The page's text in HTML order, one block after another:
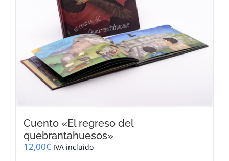
Cuento «El regreso del
quebrantahuesos»
12,00€ IVA incluido